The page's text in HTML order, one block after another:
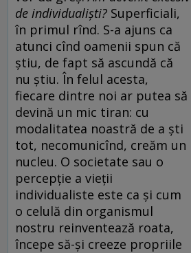
de individualişti? Superficiali,
în primul rînd. S-a ajuns ca
atunci cînd oamenii spun că
ştiu, de fapt să ascundă că
nu ştiu. În felul acesta,
fiecare dintre noi ar putea să
devină un mic tiran: cu
modalitatea noastră de a şti
tot, necomunicînd, creăm un
nucleu. O societate sau o
percepţie a vieţii
individualiste este ca şi cum
o celulă din organismul
nostru reinventează roata,
începe să-şi creeze propriile